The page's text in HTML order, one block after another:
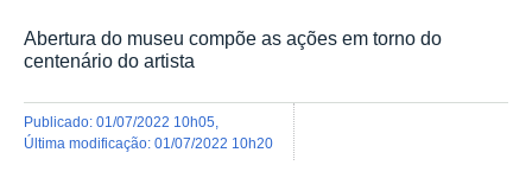
Abertura do museu compõe as ações em torno do
centenário do artista
publicado: 01/07/2022 10h05
última modificação: 01/07/2022 10h20